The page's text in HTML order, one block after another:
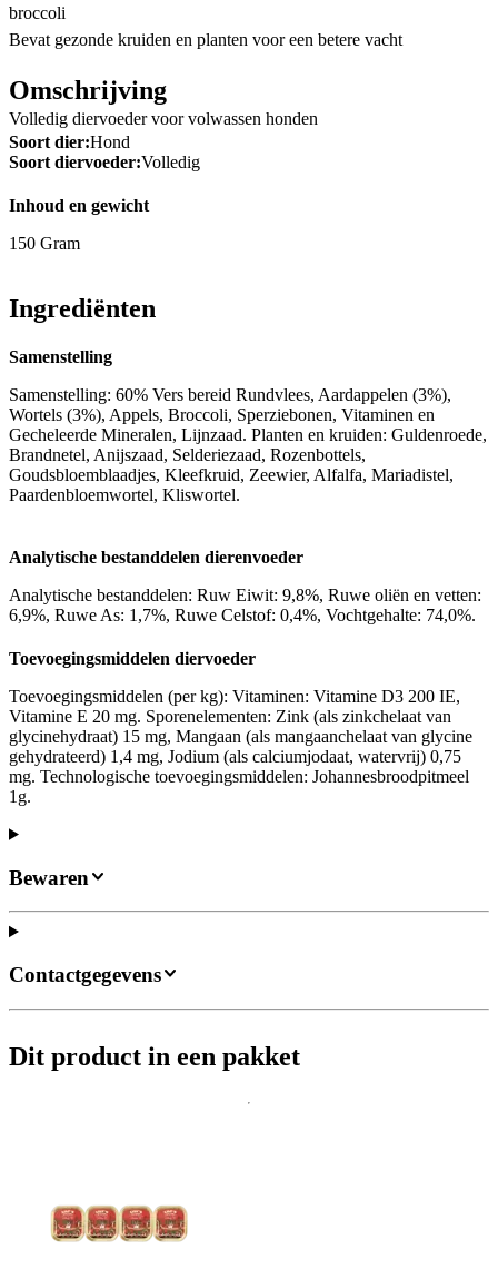
broccoli
Bevat gezonde kruiden en planten voor een betere vacht
Omschrijving
Volledig diervoeder voor volwassen honden
Soort dier:Hond
Soort diervoeder:Volledig
Inhoud en gewicht
150 Gram
Ingrediënten
Samenstelling
Samenstelling: 60% Vers bereid Rundvlees, Aardappelen (3%),
Wortels (3%), Appels, Broccoli, Sperziebonen, Vitaminen en
Gecheleerde Mineralen, Lijnzaad. Planten en kruiden: Guldenroede,
Brandnetel, Anijszaad, Selderiezaad, Rozenbottels,
Goudsbloemblaadjes, Kleefkruid, Zeewier, Alfalfa, Mariadistel,
Paardenbloemwortel, Kliswortel.
Analytische bestanddelen dierenvoeder
Analytische bestanddelen: Ruw Eiwit: 9,8%, Ruwe oliën en vetten:
6,9%, Ruwe As: 1,7%, Ruwe Celstof: 0,4%, Vochtgehalte: 74,0%.
Toevoegingsmiddelen diervoeder
Toevoegingsmiddelen (per kg): Vitaminen: Vitamine D3 200 IE,
Vitamine E 20 mg. Sporenelementen: Zink (als zinkchelaat van
glycinehydraat) 15 mg, Mangaan (als mangaanchelaat van glycine
gehydrateerd) 1,4 mg, Jodium (als calciumjodaat, watervrij) 0,75
mg. Technologische toevoegingsmiddelen: Johannesbroodpitmeel
1g.
Bewaren
Contactgegevens
Dit product in een pakket